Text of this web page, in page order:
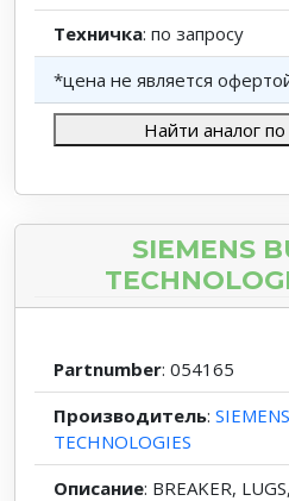
Техничка: по запросу
*цена не является
Найти аналог
SIEMENS
Partnumber: 054165
Производитель:
TECHNOLOGIES
Описание: BREAKER,